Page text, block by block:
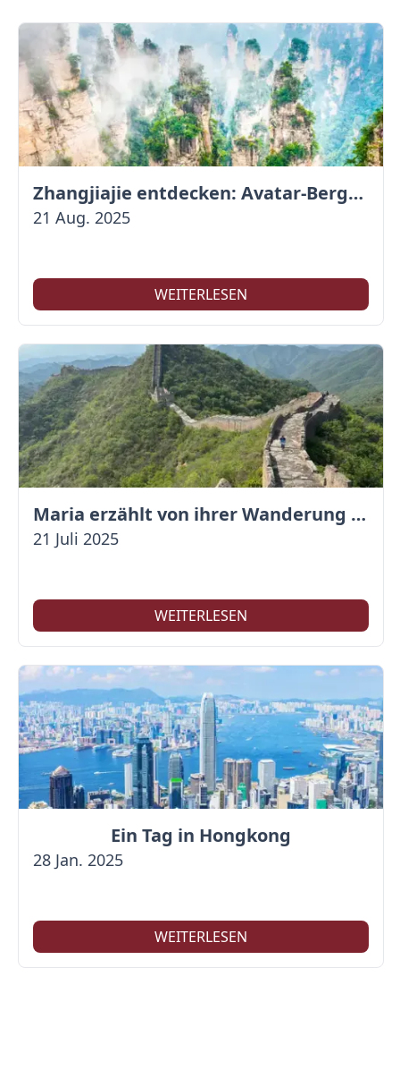
Zhangjiajie entdecken: Avatar-Berge & Altstadt von Fenghuang
21 Aug. 2025
WEITERLESEN
Maria erzählt von ihrer Wanderung auf der Großen Mauer
21 Juli 2025
WEITERLESEN
Ein Tag in Hongkong
28 Jan. 2025
WEITERLESEN